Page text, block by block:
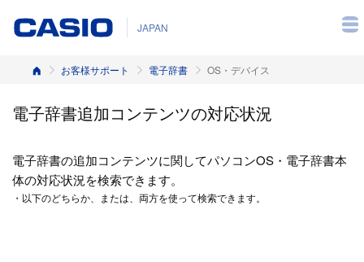
JAPAN
ホームお客様サポート 電子辞書 OS・デバイス
電子辞書追加コンテンツの対応状況
電子辞書の追加コンテンツに関してパソコンOS・電子辞書本
体の対応状況を検索できます。
・以下のどちらか、または、両方を使って検索できます。